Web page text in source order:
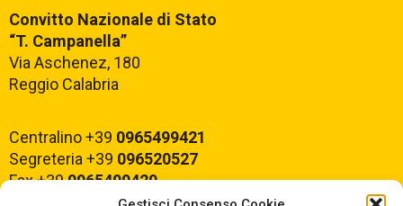
Convitto Nazionale di Stato
“T. Campanella”
Via Aschenez, 180
Reggio Calabria
Centralino +39 0965499421
Segreteria +39 096520527
Fax +390965499420